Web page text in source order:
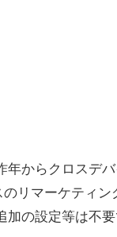
からクロスデ
リマーケティ
の設定等は不